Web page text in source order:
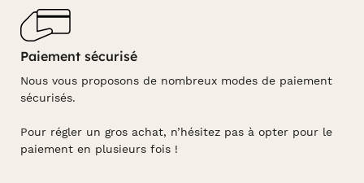
Paiement sécurisé
Nous vous proposons de nombreux modes de paiement
sécurisés.
Pour régler un gros achat, n’hésitez pas à opter pour le
paiement en plusieurs fois !